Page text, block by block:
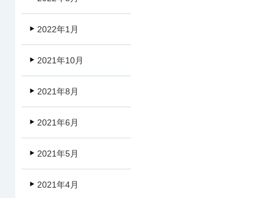
2022年1月
2021年10月
2021年8月
2021年6月
2021年5月
2021年4月